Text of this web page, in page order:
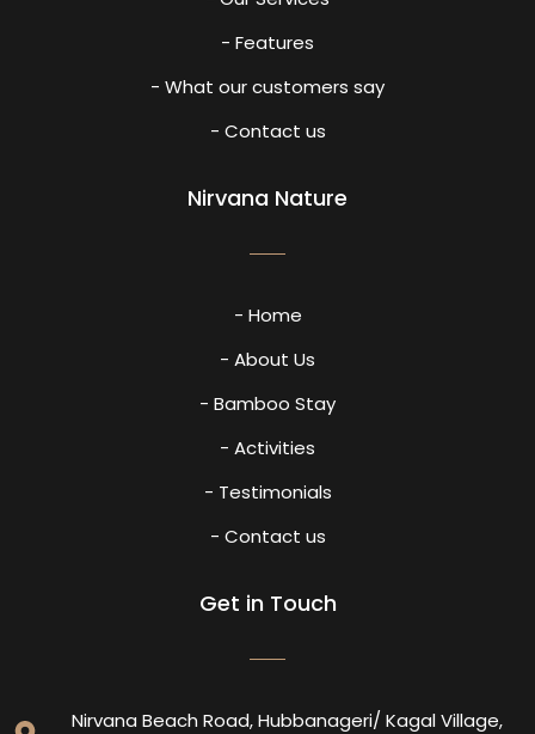
- Features
- What our customers say
- Contact us
Nirvana Nature
- Home
- About Us
- Bamboo Stay
- Activities
- Testimonials
- Contact us
Get in Touch
Nirvana Beach Road, Hubbanageri/ Kagal Village,